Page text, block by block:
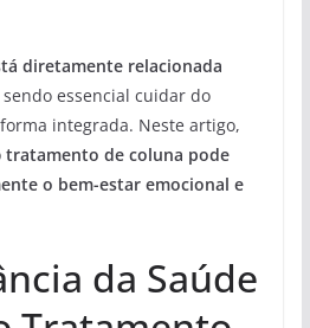
diretamente relacionada
sendo essencial cuidar do
integrada. Neste artigo,
tratamento de coluna pode
o bem-estar emocional e
da Saúde